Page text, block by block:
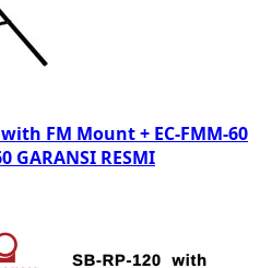
with FM Mount + EC-FMM-60
GARANSI RESMI